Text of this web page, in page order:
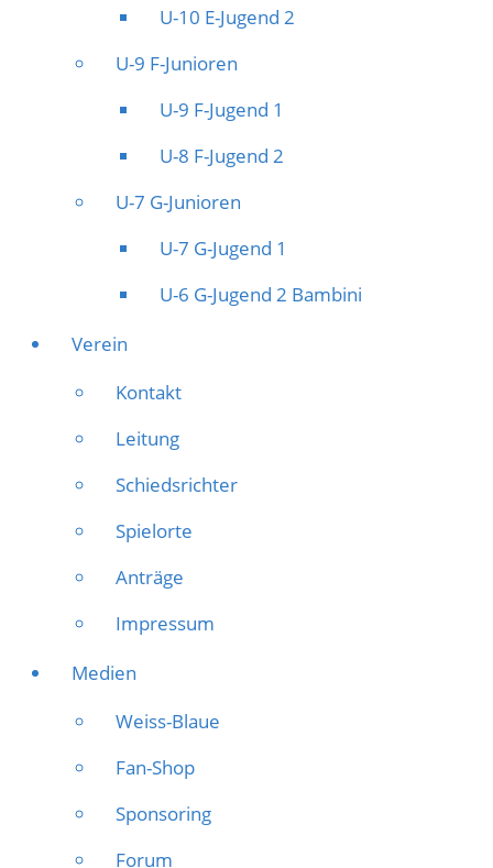
U-10 E-Jugend 2
U-9 F-Junioren
U-9 F-Jugend 1
U-8 F-Jugend 2
U-7 G-Junioren
U-7 G-Jugend 1
U-6 G-Jugend 2 Bambini
Verein
Kontakt
Leitung
Schiedsrichter
Spielorte
Anträge
Impressum
Medien
Weiss-Blaue
Fan-Shop
Sponsoring
Forum